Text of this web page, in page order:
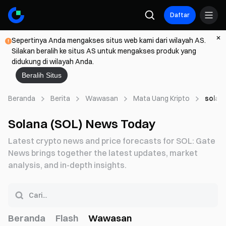
Daftar
Sepertinya Anda mengakses situs web kami dari wilayah AS.
Silakan beralih ke situs AS untuk mengakses produk yang
didukung di wilayah Anda.
Beralih Situs
Beranda Berita Wawasan Mata Uang Kripto
Solana (SOL) News Today
Latest crypto news and price forecasts for SOL: Gate
News brings together the latest updates, market
analysis, and in-depth insights.
Beranda Flash Wawasan